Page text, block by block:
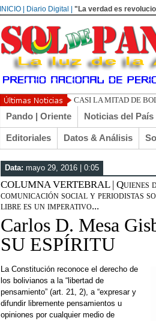
INICIO | Diario Digital | "La verdad es
CASI LA MITAD DE
Pando | Oriente Noticias del País
Editoriales Datos & Análisis
Data: mayo 29, 2016 | 0:05
COLUMNA VERTEBRAL | Quienes
comunicación social y periodistas
libre es un imperativo...
Carlos D. Mesa
SU ESPÍRITU
La Constitución reconoce el derecho de
los bolivianos a la “libertad de
pensamiento” (art. 21, 2), a “expresar y
difundir libremente pensamientos u
opiniones por cualquier medio de